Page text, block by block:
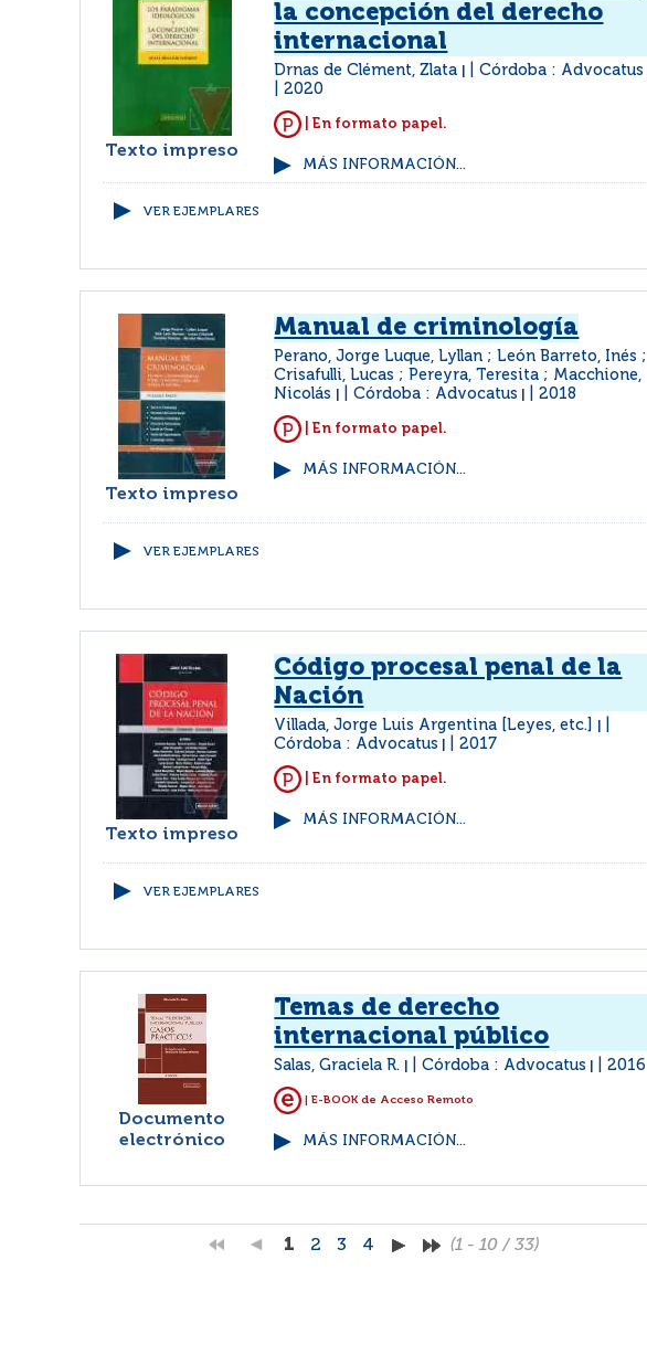
Texto impreso
la concepción del derecho
internacional
Drnas de Clément, Zlata Córdoba : Advocatus
2020
| En formato papel.
MÁS INFORMACIÓN...
VER EJEMPLARES
Texto impreso
Manual de criminología
Perano, Jorge Luque, Lyllan ; León Barreto, Inés ;
Crisafulli, Lucas ; Pereyra, Teresita ; Macchione,
Nicolás
Córdoba : Advocatus 2018
| En formato papel.
MÁS INFORMACIÓN...
VER EJEMPLARES
Texto impreso
Código procesal penal de la
Nación
Villada, Jorge Luis Argentina [Leyes, etc.]
Córdoba : Advocatus 2017
| En formato papel.
MÁS INFORMACIÓN...
VER EJEMPLARES
Documento
electrónico
Temas de derecho
internacional público
Salas, Graciela R. Córdoba : Advocatus 2016
| E-BOOK de Acceso Remoto
MÁS INFORMACIÓN...
1 2 3 4 (1 - 10 / 33)